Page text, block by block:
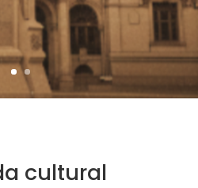
cultural